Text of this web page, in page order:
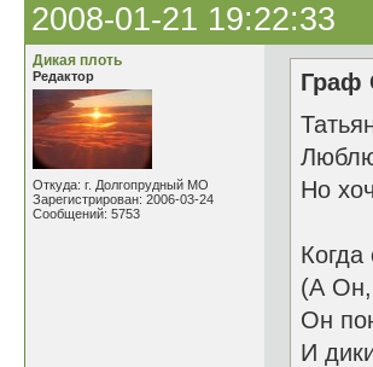
2008-01-21 19:22:33
Дикая плоть
Редактор
Откуда: г. Долгопрудный МО
Зарегистрирован: 2006-03-24
Сообщений: 5753
Граф
Но
Когда
(А Он,
Он
И